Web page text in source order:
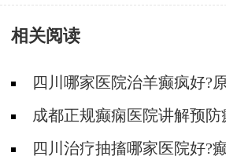
相关阅读
四川哪家医院治羊癫疯好?
的概率大吗?
成都正规癫痫医院讲解预
四川治疗抽搐哪家医院好?